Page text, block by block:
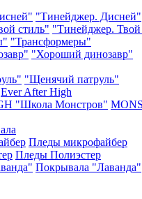
"Тинейджер. Дисней"
"Тинейджер. Твой
"Трансформеры"
"Хороший динозавр"
"Щенячий патруль"
Ever After High
Пледы микрофайбер
Пледы Полиэстер
Покрывала "Лаванда"